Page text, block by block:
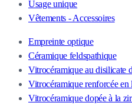
Usage unique
Vêtements - Accessoires
Empreinte optique
Céramique feldspathique
Vitrocéramique au disilicate
Vitrocéramique renforcée en
Vitrocéramique dopée à la